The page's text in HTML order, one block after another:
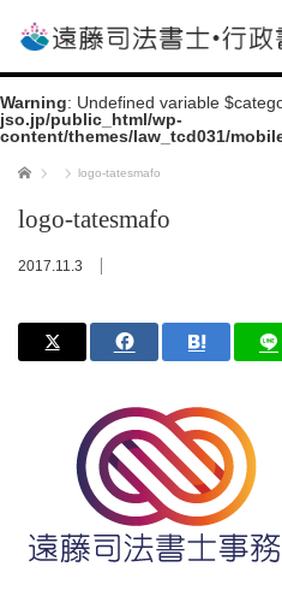
Warning: Undefined variable
jso.jp/public_html/wp-
content/themes/law_tcd031/
ホーム logo-tatesmafo
logo-tatesmafo
2017.11.3